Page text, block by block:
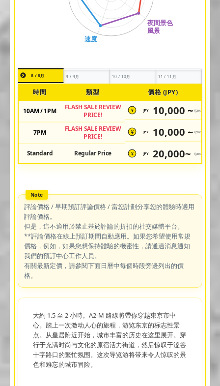
8 / 8月 9 / 9月 10 / 10月 11 / 11月
時間 類型 價格 (JPY)
10AM / 1PM
FLASH SALE REVIEW
PRICE!
¥ JPY 10,000 ~ /pax
7PM
FLASH SALE REVIEW
PRICE!
¥ JPY 10,000 ~ /pax
Standard Regular Price ¥ JPY 20,000~ /pax
評論價格 / 早期預訂評論價格 / 當您計劃分享您的體驗時適用
評論價格。
但是，這不適用於禁止基於評論的折扣的社交媒體平台。
**評論價格在線上預訂期間自動應用。如果您希望使用常規
價格，例如，如果您想保持體驗的機密性，請通過消息通知
我們的預訂中心工作人員。
有關最新定價，請參閱下面日曆中每個時段旁邊列出的價
格。
大約 1.5 至 2 小時。A2-M 路線將帶你穿越東京市中
心。踏上一次激动人心的旅程，游览东京的标志性景
点。从皇居附近开始，城市丰富的历史在这里展开。穿
行于充满时尚与文化的原宿活力街道，然后惊叹于涩谷
十字路口的繁忙氛围。这次导览游将带来令人惊叹的景
色和难忘的城市冒险。